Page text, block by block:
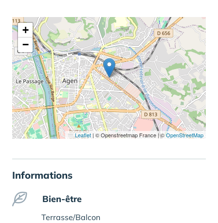
+
−
Leaflet | © Openstreetmap France | ©OpenStreetMap
Informations
Bien-être
Terrasse/Balcon